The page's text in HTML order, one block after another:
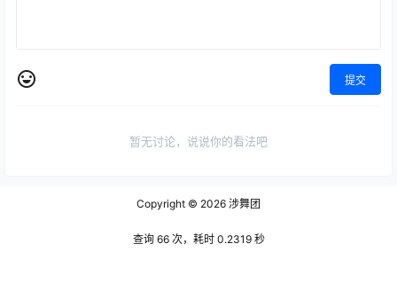
提交
暂无讨论，说说你的看法吧
Copyright © 2026 涉舞团
查询 66 次，耗时 0.2319 秒